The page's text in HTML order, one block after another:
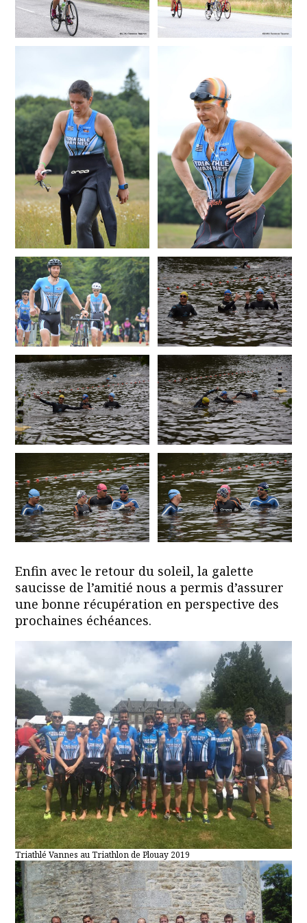
Enfin avec le retour du soleil, la galette
saucisse de l’amitié nous a permis d’assurer
une bonne récupération en perspective des
prochaines échéances.
Triathlé Vannes au Triathlon de Plouay 2019